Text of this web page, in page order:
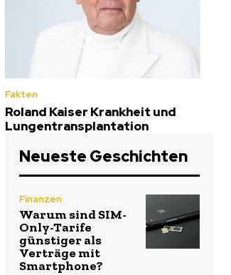
Fakten
Roland Kaiser Krankheit und
Lungentransplantation
Neueste Geschichten
Finanzen
Warum sind SIM-
Only-Tarife
günstiger als
Verträge mit
Smartphone?